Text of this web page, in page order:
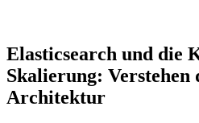
Elasticsearch und die
Skalierung: Verstehen
Architektur